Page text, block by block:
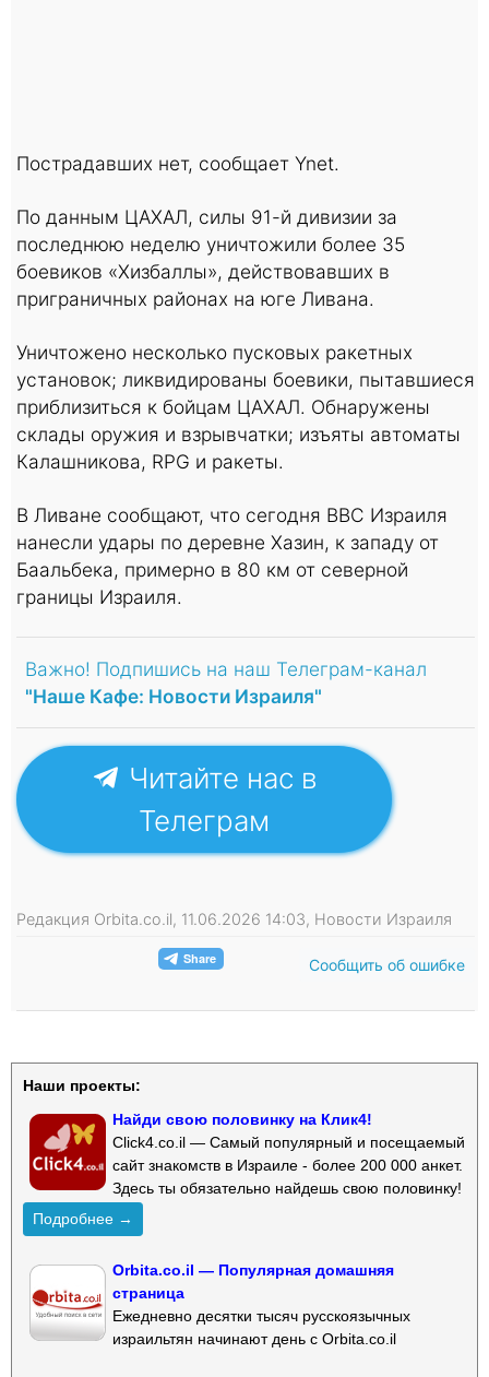
Пострадавших нет, сообщает Ynet.
По данным ЦАХАЛ, силы 91-й дивизии за
последнюю неделю уничтожили более 35
боевиков «Хизбаллы», действовавших в
приграничных районах на юге Ливана.
Уничтожено несколько пусковых ракетных
установок; ликвидированы боевики, пытавшиеся
приблизиться к бойцам ЦАХАЛ. Обнаружены
склады оружия и взрывчатки; изъяты автоматы
Калашникова, RPG и ракеты.
В Ливане сообщают, что сегодня ВВС Израиля
нанесли удары по деревне Хазин, к западу от
Баальбека, примерно в 80 км от северной
границы Израиля.
Важно! Подпишись на наш Телеграм-канал
"Наше Кафе: Новости Израиля"
Читайте нас в
Телеграм
Редакция Orbita.co.il, 11.06.2026 14:03, Новости Израиля
Сообщить об ошибке
Наши проекты:
Найди свою половинку на Клик4!
Click4.co.il — Самый популярный и посещаемый
сайт знакомств в Израиле - более 200 000 анкет.
Здесь ты обязательно найдешь свою половинку!
Подробнее →
Orbita.co.il — Популярная домашняя
страница
Ежедневно десятки тысяч русскоязычных
израильтян начинают день с Orbita.co.il